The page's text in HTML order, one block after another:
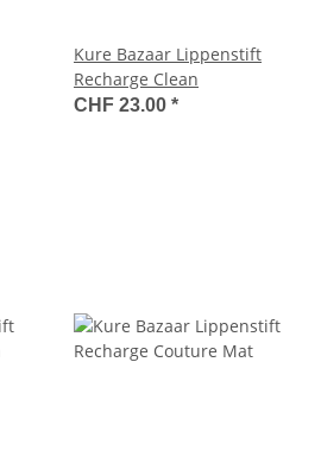
Kure Bazaar Lippenstift
Recharge Clean
CHF 23.00 *